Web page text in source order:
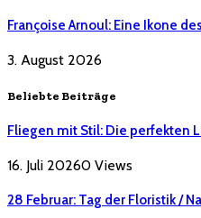
Françoise Arnoul: Eine Ikone
3. August 2026
Beliebte Beiträge
Fliegen mit Stil: Die perfekten
16. Juli 20260 Views
28 Februar: Tag der Floristik /